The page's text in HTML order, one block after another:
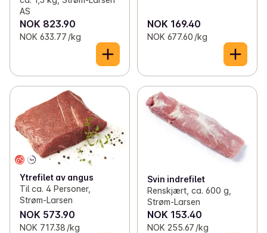
AS
NOK 823.90
NOK 633.77 /kg
NOK 169.40
NOK 677.60 /kg
Ytrefilet av angus
Til ca. 4 Personer,
Strøm-Larsen
NOK 573.90
NOK 717.38 /kg
Svin indrefilet
Renskjært, ca. 600 g,
Strøm-Larsen
NOK 153.40
NOK 255.67 /kg